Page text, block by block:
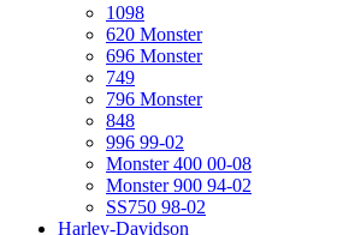
1098
620 Monster
696 Monster
749
796 Monster
848
996 99-02
Monster 400 00-08
Monster 900 94-02
SS750 98-02
Harley-Davidson